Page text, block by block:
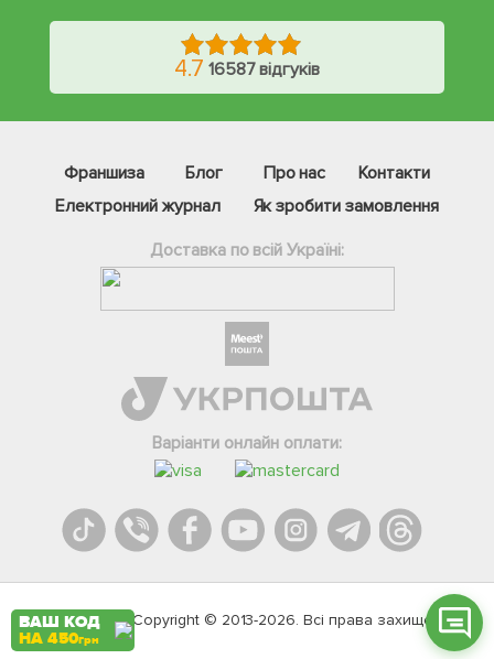
4.7 16587 відгуків
Франшиза Блог Про нас
Контакти
Електронний журнал
Як зробити замовлення
Доставка по всій Україні:
Варіанти онлайн оплати:
Agromarket.Copyright © 2013-2026. Всі права захищені
Телеграм
Вайбер
Онлайн чат
ВАШ КОД
НА 450грн